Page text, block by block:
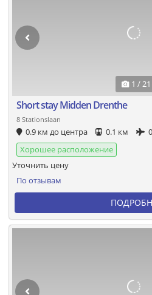
1 / 21
Short stay Midden Drenthe
8 Stationslaan
0.9 км до центра 0.1 км
Хорошее расположение
По отзывам
Уточнить цену